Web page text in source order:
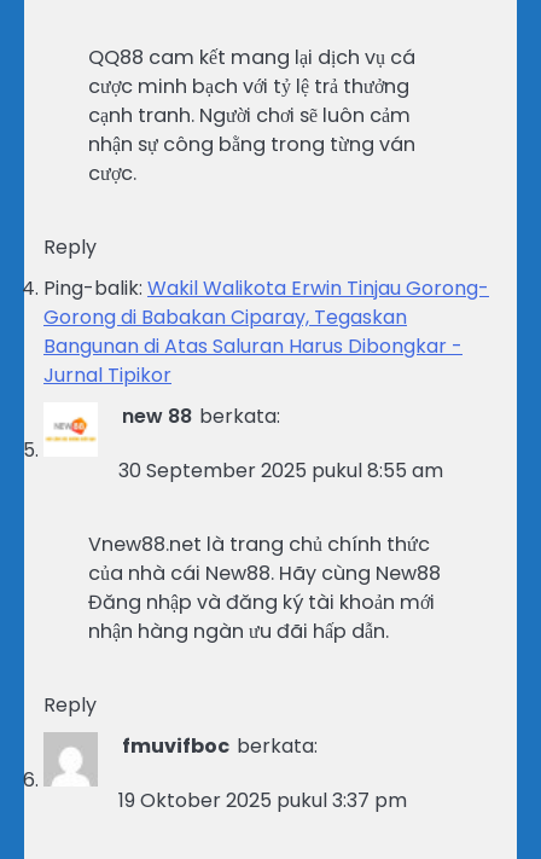
QQ88 cam kết mang lại dịch vụ cá
cược minh bạch với tỷ lệ trả thưởng
cạnh tranh. Người chơi sẽ luôn cảm
nhận sự công bằng trong từng ván
cược.
Reply
Ping-balik: Wakil Walikota Erwin Tinjau Gorong-
Gorong di Babakan Ciparay, Tegaskan
Bangunan di Atas Saluran Harus Dibongkar -
Jurnal Tipikor
new 88 berkata:
30 September 2025 pukul 8:55 am
Vnew88.net là trang chủ chính thức
của nhà cái New88. Hãy cùng New88
Đăng nhập và đăng ký tài khoản mới
nhận hàng ngàn ưu đãi hấp dẫn.
Reply
fmuvifboc berkata:
19 Oktober 2025 pukul 3:37 pm